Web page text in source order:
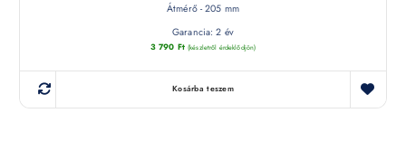
Átmérő - 205 mm
Garancia: 2 év
3 790 Ft (készletről érdeklődjön)
Kosárba teszem